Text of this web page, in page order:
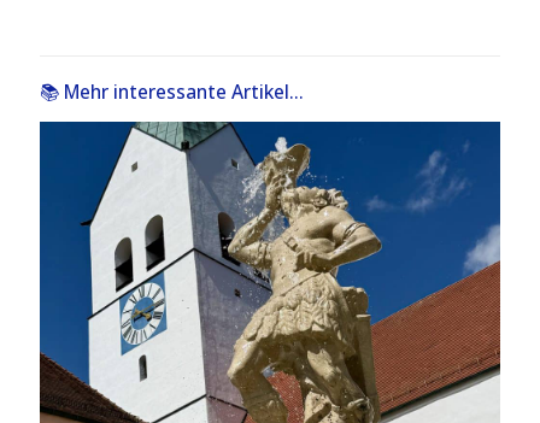
📚 Mehr interessante Artikel...